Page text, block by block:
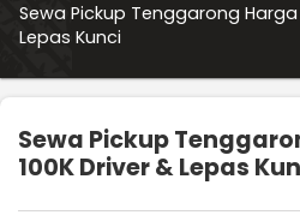
Sewa Pickup Tenggarong Harga
Lepas Kunci
Sewa Pickup
100K Driver & Lepas